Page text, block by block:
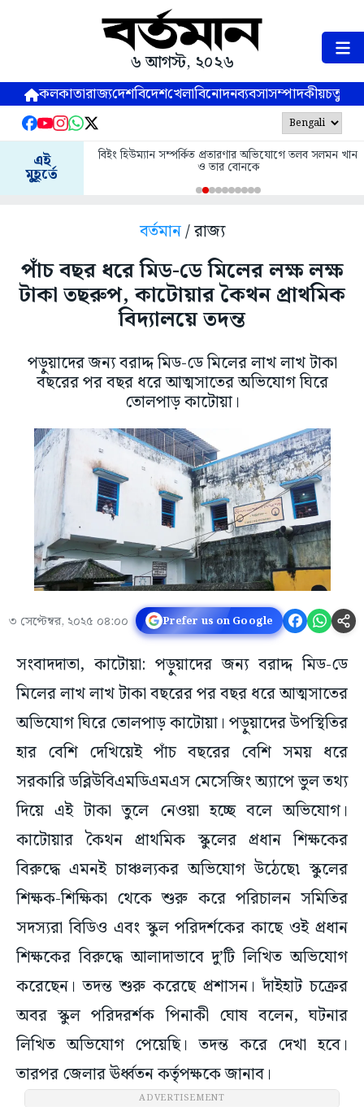
৬ আগস্ট, ২০২৬
কলকাতারাজ্যদেশবিদেশখেলাবিনোদনব্যবসাসম্পাদকীয়
এই
মুহূর্তে
বিইং হিউম্যান সম্পর্কিত প্রতারণার অভিযোগে তলব সলমন খান
ও তার বোনকে
বর্তমান/ রাজ্য
পাঁচ বছর ধরে মিড-ডে মিলের লক্ষ লক্ষ
টাকা তছরুপ, কাটোয়ার কৈথন প্রাথমিক
বিদ্যালয়ে তদন্ত
পড়ুয়াদের জন্য বরাদ্দ মিড-ডে মিলের লাখ লাখ টাকা
বছরের পর বছর ধরে আত্মসাতের অভিযোগ ঘিরে
তোলপাড় কাটোয়া।
৩ সেপ্টেম্বর, ২০২৫ ০৪:০০ Prefer us on Google
সংবাদদাতা, কাটোয়া: পড়ুয়াদের জন্য বরাদ্দ মিড-ডে
মিলের লাখ লাখ টাকা বছরের পর বছর ধরে আত্মসাতের
অভিযোগ ঘিরে তোলপাড় কাটোয়া। পড়ুয়াদের উপস্থিতির
হার বেশি দেখিয়েই পাঁচ বছরের বেশি সময় ধরে
সরকারি ডব্লিউবিএমডিএমএস মেসেজিং অ্যাপে ভুল তথ্য
দিয়ে এই টাকা তুলে নেওয়া হচ্ছে বলে অভিযোগ।
কাটোয়ার কৈথন প্রাথমিক স্কুলের প্রধান শিক্ষকের
বিরুদ্ধে এমনই চাঞ্চল্যকর অভিযোগ উঠেছে৷ স্কুলের
শিক্ষক-শিক্ষিকা থেকে শুরু করে পরিচালন সমিতির
সদস্যরা বিডিও এবং স্কুল পরিদর্শকের কাছে ওই প্রধান
শিক্ষকের বিরুদ্ধে আলাদাভাবে দু’টি লিখিত অভিযোগ
করেছেন। তদন্ত শুরু করেছে প্রশাসন। দাঁইহাট চক্রের
অবর স্কুল পরিদরর্শক পিনাকী ঘোষ বলেন, ঘটনার
লিখিত অভিযোগ পেয়েছি। তদন্ত করে দেখা হবে।
তারপর জেলার ঊর্ধ্বতন কর্তৃপক্ষকে জানাব।
ADVERTISEMENT